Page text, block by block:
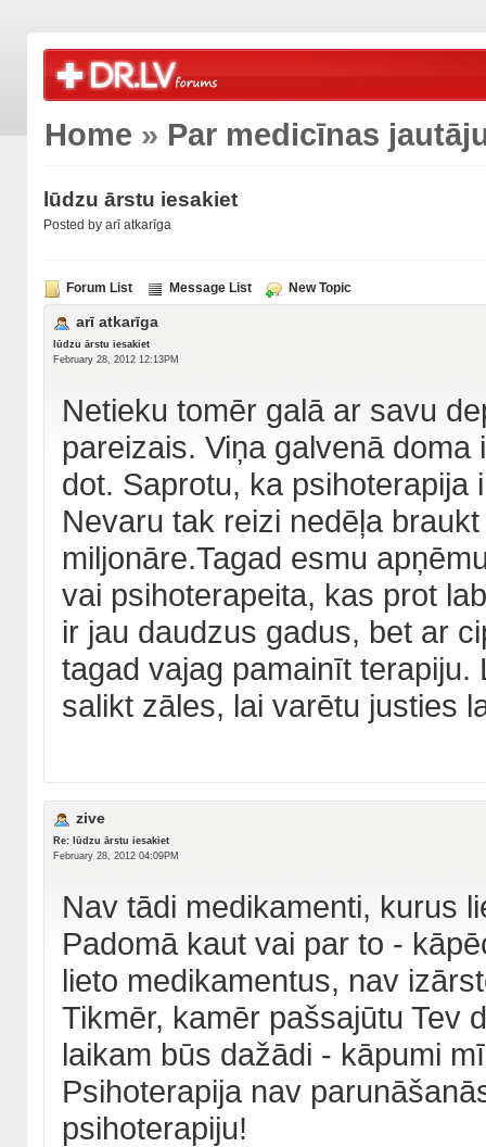
Home » Par medicīnas
lūdzu ārstu iesakiet
Posted by arī atkarīga
Forum List Message List New Topic
arī atkarīga
lūdzu ārstu iesakiet
February 28, 2012 12:13PM
Netieku tomēr galā ar savu
pareizais. Viņa galvenā
dot. Saprotu, ka psihoterapija
Nevaru tak reizi nedēļa
miljonāre.Tagad esmu
vai psihoterapeita, kas prot
ir jau daudzus gadus, bet ar
tagad vajag pamainīt
salikt zāles, lai varētu justies
zive
Re: lūdzu ārstu iesakiet
February 28, 2012 04:09PM
Nav tādi medikamenti, kurus
Padomā kaut vai par to -
lieto medikamentus, nav
Tikmēr, kamēr pašsajūtu Tev
laikam būs dažādi - kāpumi
Psihoterapija nav
psihoterapiju!